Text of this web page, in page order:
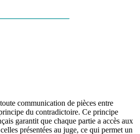
communication de pièces entre
du contradictoire. Ce principe
garantit que chaque partie a accès aux
présentées au juge, ce qui permet un